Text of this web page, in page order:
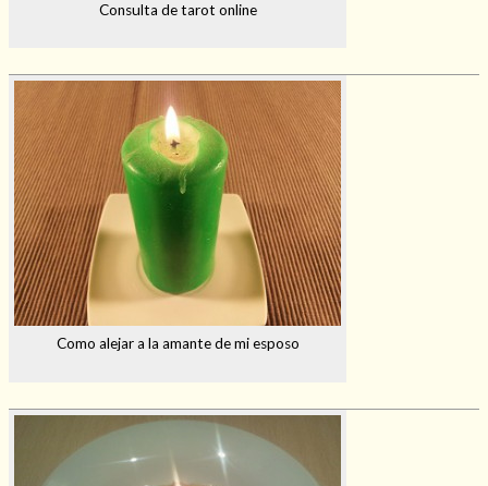
Consulta de tarot online
Como alejar a la amante de mi esposo